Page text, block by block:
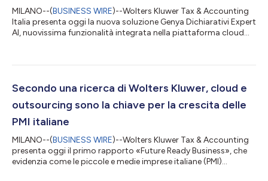
MILANO--(BUSINESS WIRE)--Wolters Kluwer Tax & Accounting
Italia presenta oggi la nuova soluzione Genya Dichiarativi Expert
AI, nuovissima funzionalità integrata nella piattaforma cloud
dalla dichiarazione annuale IVA 2026. “I commercialisti operano
accuratezza, tempestività e affidabilità sono elementi...
Secondo una ricerca di Wolters Kluwer, cloud e
outsourcing sono la chiave per la crescita delle
PMI italiane
MILANO--(BUSINESS WIRE)--Wolters Kluwer Tax & Accounting
presenta oggi il primo rapporto «Future Ready Business», che
evidenzia come le piccole e medie imprese italiane (PMI)